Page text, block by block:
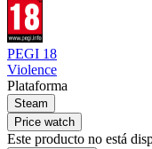
PEGI 18
Violence
Plataforma
Steam
Price watch
Este producto no está